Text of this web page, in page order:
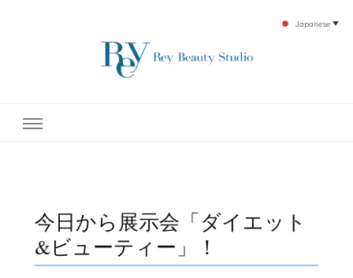
テ開設45年の実績を誇る本格エステだからこそ、お客様が必ず満足してもらえるこ
今日から展示会「ダイエット
&ビューティー」！
Japanese ▼